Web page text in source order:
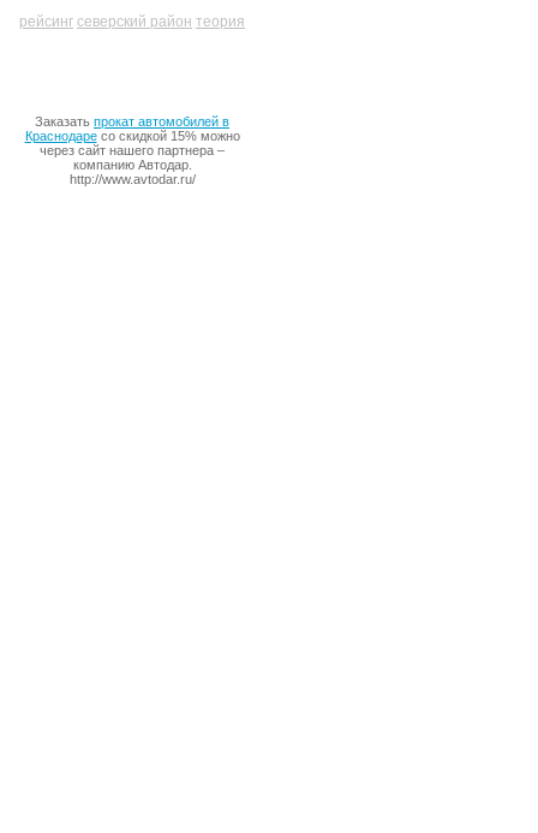
рейсинг северский район теория
Заказать прокат автомобилей в
Краснодаресо скидкой 15% можно
через сайт нашего партнера –
компанию Автодар.
http://www.avtodar.ru/